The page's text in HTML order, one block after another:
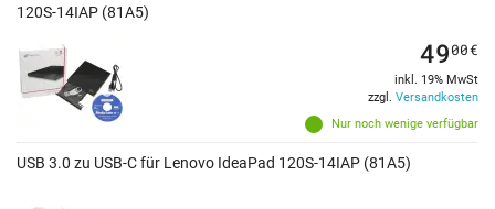
120S-14IAP (81A5)
Nur noch wenige verfügbar
4900€
inkl. 19% MwSt
zzgl. Versandkosten
USB 3.0 zu USB-C für Lenovo IdeaPad 120S-14IAP (81A5)